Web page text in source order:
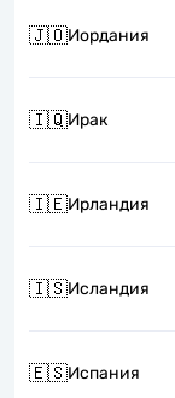
🇯🇴Иордания
🇮🇶Ирак
🇮🇪Ирландия
🇮🇸Исландия
🇪🇸Испания